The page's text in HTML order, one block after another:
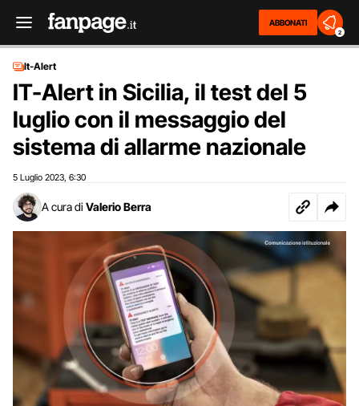
ABBONATI
2
It-Alert
IT-Alert in Sicilia, il test del 5
luglio con il messaggio del
sistema di allarme nazionale
5 Luglio 2023 6:30
A cura di Valerio Berra